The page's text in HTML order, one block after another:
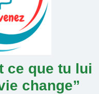
ce que tu lui
change”